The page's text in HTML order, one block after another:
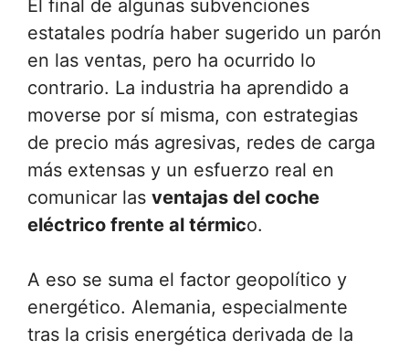
El final de algunas subvenciones
estatales podría haber sugerido un parón
en las ventas, pero ha ocurrido lo
contrario. La industria ha aprendido a
moverse por sí misma, con estrategias
de precio más agresivas, redes de carga
más extensas y un esfuerzo real en
comunicar las ventajas del coche
eléctrico frente al térmico.
A eso se suma el factor geopolítico y
energético. Alemania, especialmente
tras la crisis energética derivada de la